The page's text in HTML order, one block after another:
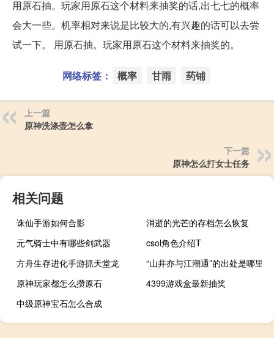
用原石抽。玩家用原石这个材料来抽奖的话,出七七的概率
会大一些。机率相对来说是比较大的,有兴趣的话可以去尝
试一下。 用原石抽。玩家用原石这个材料来抽奖的。
网络标签： 概率 甘雨 药铺
上一篇
原神洗涤壶怎么拿
下一篇
原神怎么打女士任务
相关问题
诛仙手游如何合影
消逝的光芒的存档怎么恢复
元气骑士中有哪些剑武器
csol角色介绍T
方舟生存进化手游抓天堂龙
“山井亦与江潮通”的出处是哪里
原神玩家都怎么攒原石
4399游戏盒最新抽奖
中级原神宝石怎么合成